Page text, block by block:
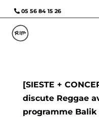
05 56 84 15 26
[SIESTE +
discute Reggae
programme Balik